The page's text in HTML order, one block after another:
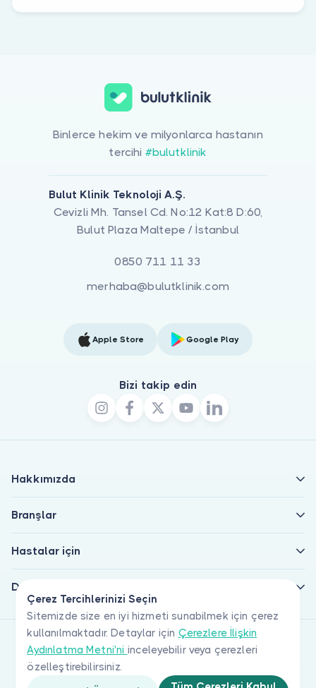
Çerez Tercihlerinizi Seçin
Sitemizde size en iyi hizmeti sunabilmek için çerez
kullanılmaktadır. Detaylar için Çerezlere İlişkin
Aydınlatma Metni'ni inceleyebilir veya çerezleri
özelleştirebilirsiniz.
Binlerce hekim ve milyonlarca hastanın
tercihi #bulutklinik
Bulut Klinik Teknoloji A.Ş.
Cevizli Mh. Tansel Cd. No:12 Kat:8 D:60,
Bulut Plaza Maltepe / İstanbul
0850 711 11 33
merhaba@bulutklinik.com
Apple Store Google Play
Bizi takip edin
Hakkımızda
Branşlar
Hastalar için
Doktorlar için